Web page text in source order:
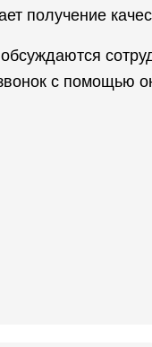
получение
с